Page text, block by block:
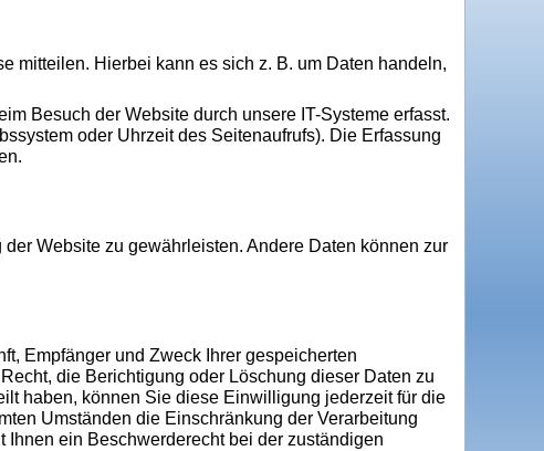
mitteilen. Hierbei kann es sich z. B. um Daten handeln,
Besuch der Website durch unsere IT-Systeme erfasst.
oder Uhrzeit des Seitenaufrufs). Die Erfassung
Website zu gewährleisten. Andere Daten können zur
Empfänger und Zweck Ihrer gespeicherten
die Berichtigung oder Löschung dieser Daten zu
haben, können Sie diese Einwilligung jederzeit für die
Umständen die Einschränkung der Verarbeitung
Ihnen ein Beschwerderecht bei der zuständigen